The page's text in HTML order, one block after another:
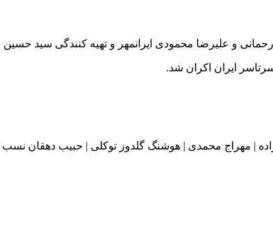
و علیرضا محمودی ایرانمهر و تهیه کنندگی سید
| مهراج محمدی | هوشنگ گلدوز توکلی | حبیب دهقان نسب